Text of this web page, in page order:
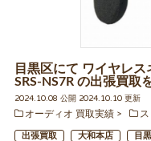
目黒区にて ワイヤレ
SRS-NS7R の出張買取
2024.10.08 公開 2024.10.10 更新
オーディオ 買取実績
出張買取 大和本店 目